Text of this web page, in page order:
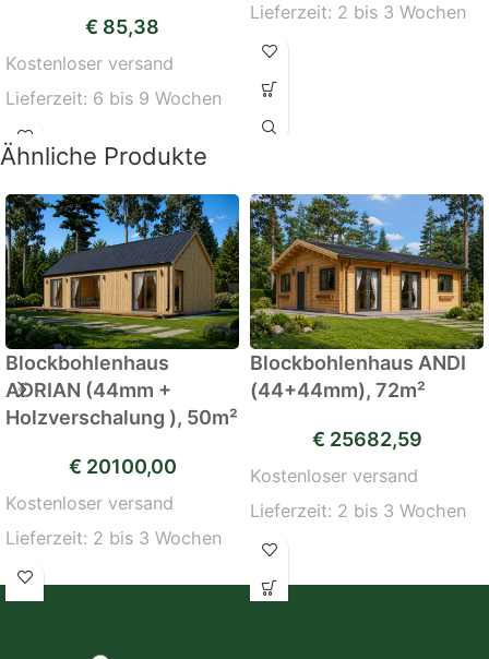
€ 85,38
Kostenloser versand
Lieferzeit: 6 bis 9 Wochen
Lieferzeit: 2 bis 3 Wochen
Ähnliche Produkte
Blockbohlenhaus
ADRIAN (44mm +
Holzverschalung ), 50m²
€ 20100,00
Kostenloser versand
Lieferzeit: 2 bis 3 Wochen
Blockbohlenhaus ANDI
(44+44mm), 72m²
€ 25682,59
Kostenloser versand
Lieferzeit: 2 bis 3 Wochen